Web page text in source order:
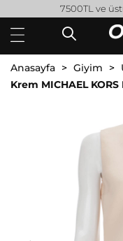
7500TL ve
Anasayfa Giyim
Krem MICHAEL KORS